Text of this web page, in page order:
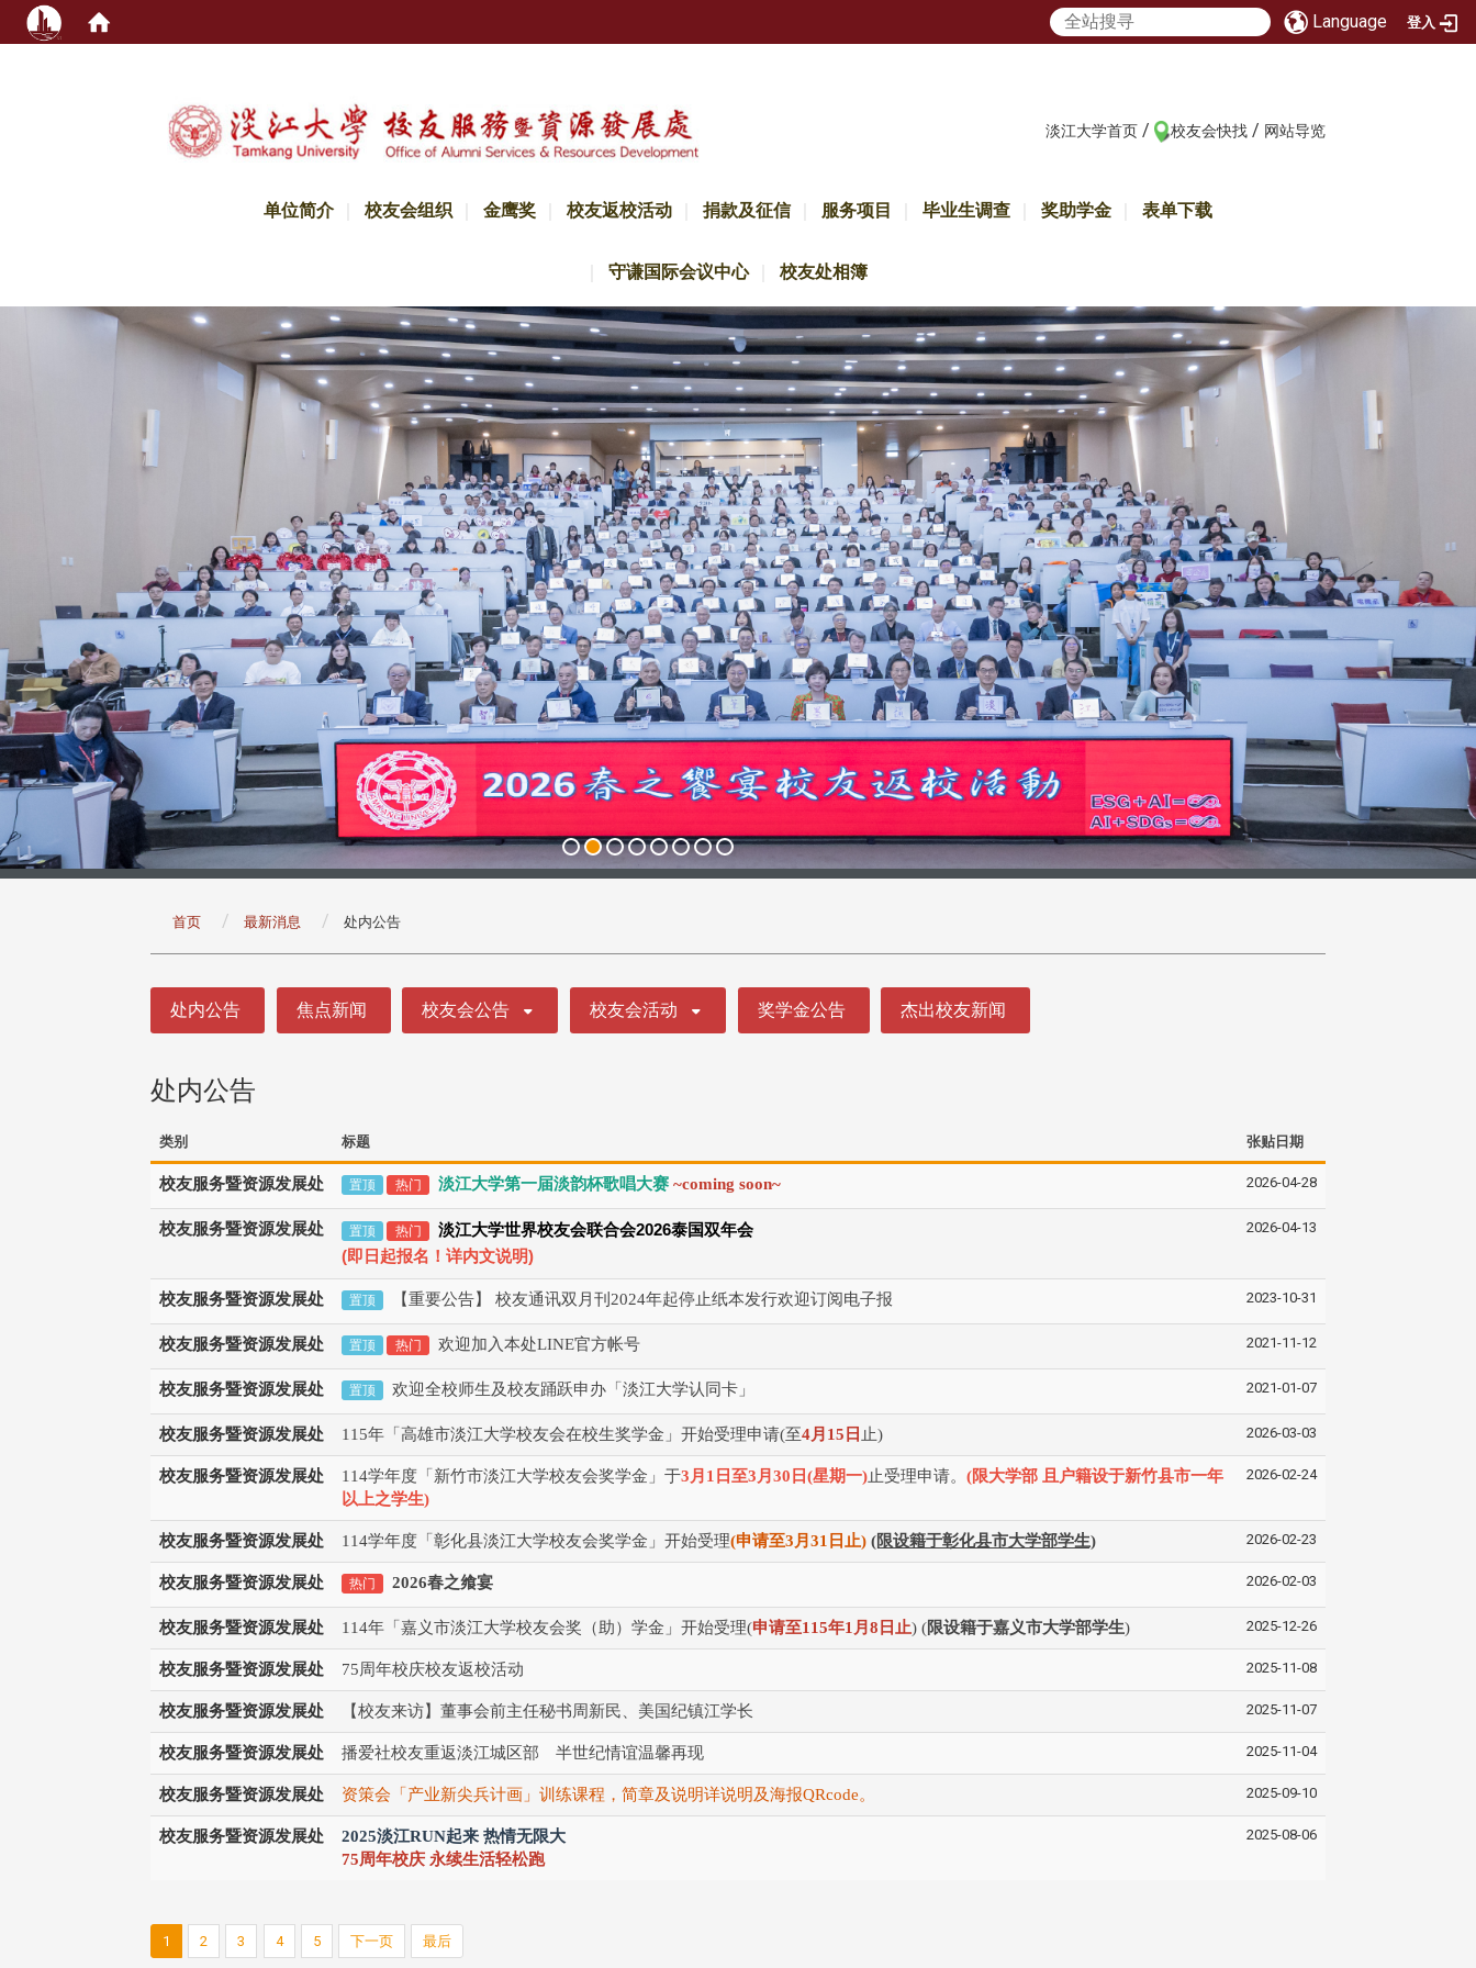
Language 登入
淡江大学首页 / 校友会快找 / 网站导览
单位简介 校友会组织 金鹰奖 校友返校活动 捐款及征信 服务项目 毕业生调查 奖助学金 表单下载
守谦国际会议中心 校友处相簿
首页 最新消息 处内公告
处内公告 焦点新闻 校友会公告 校友会活动 奖学金公告 杰出校友新闻
处内公告
类别 标题 张贴日期
校友服务暨资源发展处 置顶 热门 淡江大学第一届淡韵杯歌唱大赛 ~coming soon~ 2026-04-28
校友服务暨资源发展处 置顶 热门 淡江大学世界校友会联合会2026泰国双年会
(即日起报名！详内文说明)
2026-04-13
校友服务暨资源发展处 置顶 【重要公告】 校友通讯双月刊2024年起停止纸本发行欢迎订阅电子报 2023-10-31
校友服务暨资源发展处 置顶 热门 欢迎加入本处LINE官方帐号 2021-11-12
校友服务暨资源发展处 置顶 欢迎全校师生及校友踊跃申办「淡江大学认同卡」 2021-01-07
校友服务暨资源发展处 115年「高雄市淡江大学校友会在校生奖学金」开始受理申请(至4月15日 止) 2026-03-03
校友服务暨资源发展处 114学年度「新竹市淡江大学校友会奖学金」于3月1日至3月30日(星期一)止受理申请。 (限大学部 且户籍设于新竹县市一年
以上之学生)
2026-02-24
校友服务暨资源发展处 114学年度「彰化县淡江⼤学校友会奖学⾦」开始受理(申请⾄3⽉31⽇⽌) (限设籍于彰化县市大学部学生) 2026-02-23
校友服务暨资源发展处 热门 2026春之飨宴 2026-02-03
校友服务暨资源发展处 114年「嘉义市淡江大学校友会奖（助）学金」开始受理(申请⾄115年1⽉8⽇⽌) (限设籍于嘉义市大学部学生) 2025-12-26
校友服务暨资源发展处 75周年校庆校友返校活动 2025-11-08
校友服务暨资源发展处 【校友来访】董事会前主任秘书周新民、美国纪镇江学长 2025-11-07
校友服务暨资源发展处 播爱社校友重返淡江城区部 半世纪情谊温馨再现 2025-11-04
校友服务暨资源发展处 资策会「产业新尖兵计画」训练课程，简章及说明详说明及海报QRcode。 2025-09-10
校友服务暨资源发展处
2025淡江RUN起来 热情无限大
75周年校庆 永续生活轻松跑
2025-08-06
1 2 3 4 5 下一页 最后